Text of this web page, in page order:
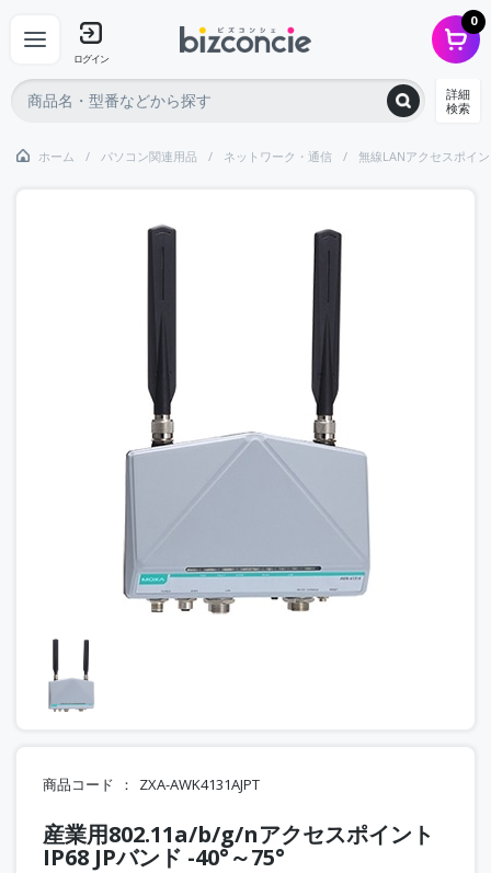
ログイン
0
詳細
検索
ホーム パソコン関連用品 ネットワーク・通信 無線LANアクセスポイ
商品コード ZXA-AWK4131AJPT
産業用802.11a/b/g/nアクセスポイント
IP68 JPバンド -40°～75°